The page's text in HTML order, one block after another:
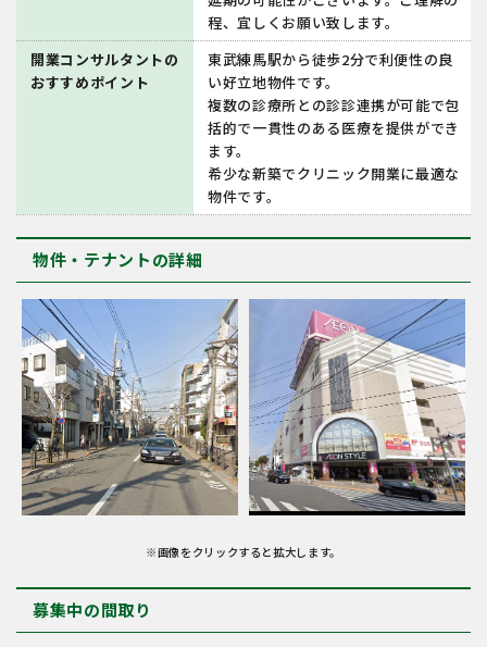
程、宜しくお願い致します。
開業コンサルタントの
おすすめポイント
東武練馬駅から徒歩2分で利便性の良
い好立地物件です。
複数の診療所との診診連携が可能で包
括的で一貫性のある医療を提供ができ
ます。
希少な新築でクリニック開業に最適な
物件です。
物件・テナントの詳細
※画像をクリックすると拡大します。
募集中の間取り